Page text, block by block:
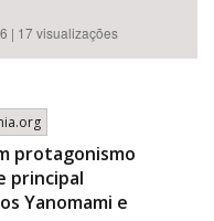
| 17 visualizações
protagonismo
principal
Yanomami e